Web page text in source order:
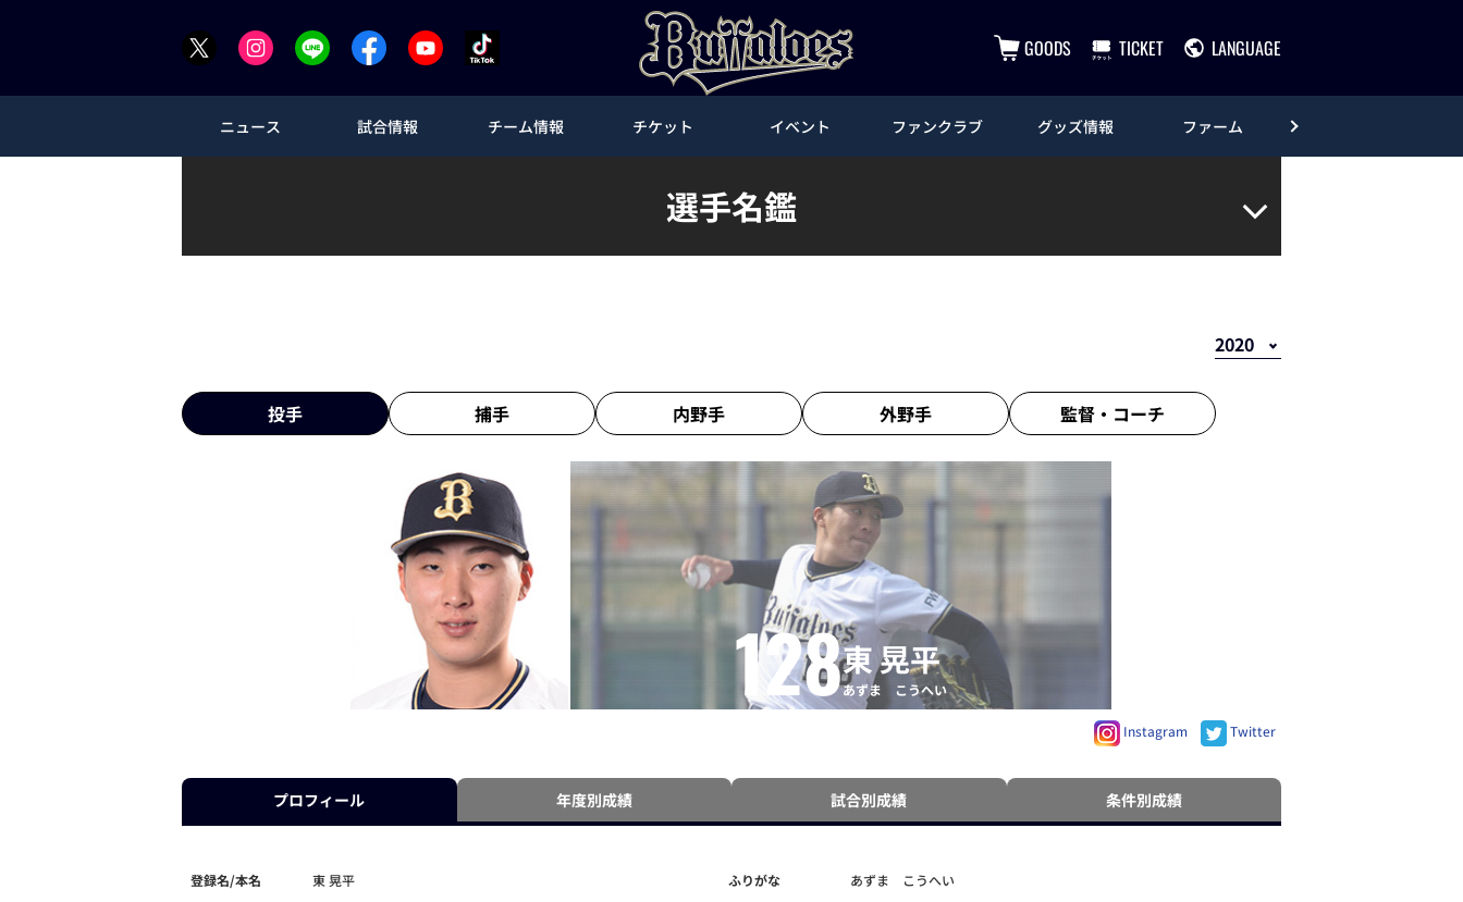
GOODS TICKET LANGUAGE
ニュース 試合情報 チーム情報 チケット イベント ファンクラブ グッズ情報 ファーム
選手名鑑
投手 捕手 内野手 外野手 監督・ コーチ
128東 晃平
あずま こうへい
Instagram Twitter
プロフィール 年度別成績 試合別成績 条件別成績
登録名/本名 東 晃平 ふりがな あずま こうへい